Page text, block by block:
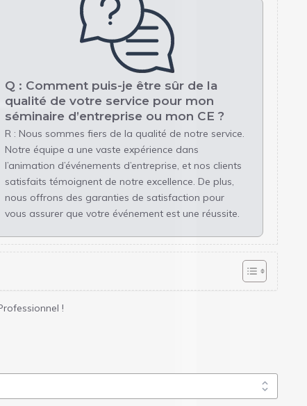
Q : Comment puis-je être sûr de la
qualité de votre service pour mon
séminaire d’entreprise ou mon CE ?
R : Nous sommes fiers de la qualité de notre service.
Notre équipe a une vaste expérience dans
l’animation d’événements d’entreprise, et nos clients
satisfaits témoignent de notre excellence. De plus,
nous offrons des garanties de satisfaction pour
vous assurer que votre événement est une réussite.
!